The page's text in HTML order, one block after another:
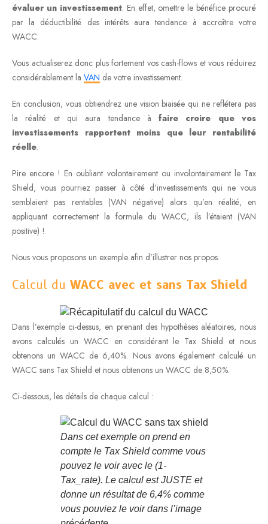
évaluer un investissement. En effet, omettre le bénéfice procuré
par la déductibilité des intérêts aura tendance à accroître votre
WACC.
Vous actualiserez donc plus fortement vos cash-flows et vous réduirez
considérablement la VAN de votre investissement.
En conclusion, vous obtiendrez une vision biaisée qui ne reflétera pas
la réalité et qui aura tendance àfaire croire que vos
investissements rapportent moins que leur rentabilité
réelle.
Pire encore ! En oubliant volontairement ou involontairement le Tax
Shield, vous pourriez passer à côté d’investissements qui ne vous
semblaient pas rentables (VAN négative) alors qu’en réalité, en
appliquant correctement la formule du WACC, ils l’étaient (VAN
positive) !
Nous vous proposons un exemple afin d’illustrer nos propos.
Calcul du WACC avec et sans Tax Shield
Dans l’exemple ci-dessus, en prenant des hypothèses aléatoires, nous
avons calculés un WACC en considérant le Tax Shield et nous
obtenons un WACC de 6,40%. Nous avons également calculé un
WACC sans Tax Shield et nous obtenons un WACC de 8,50%.
Ci-dessous, les détails de chaque calcul :
Dans cet exemple on prend en
compte le Tax Shield comme vous
pouvez le voir avec le (1-
Tax_rate). Le calcul est JUSTE et
donne un résultat de 6,4% comme
vous pouviez le voir dans l’image